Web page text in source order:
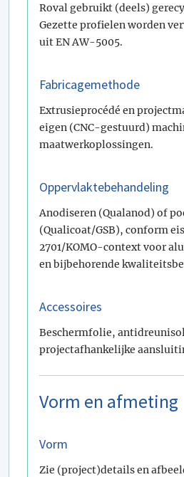
Roval gebruikt (deels)
Gezette profielen worden
uit EN AW-5005.
Fabricagemethode
Extrusieprocédé en
eigen (CNC-gestuurd)
maatwerkoplossingen.
Oppervlaktebehandeling
Anodiseren (Qualanod) of
(Qualicoat/GSB), conform
2701/KOMO-context voor
en bijbehorende
Accessoires
Beschermfolie,
projectafhankelijke
Vorm en afmeting
Vorm
Zie (project)details en